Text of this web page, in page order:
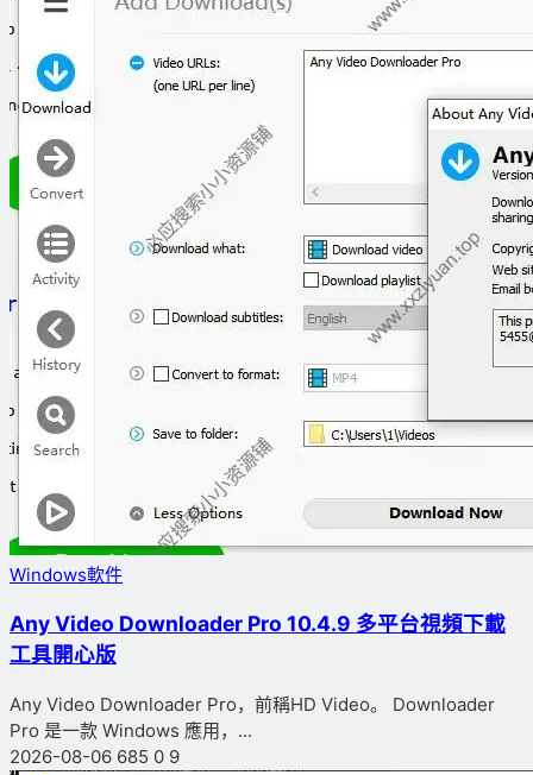
Windows軟件
Any Video Downloader Pro 10.4.9 多平台視頻下載
工具開心版
Any Video Downloader Pro，前稱HD Video。 Downloader
Pro 是一款 Windows 應用，...
2026-08-06 685 0 9